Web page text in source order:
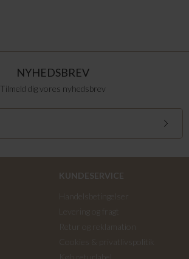
NYHEDSBREV
Tilmeld dig vores nyhedsbrev
KUNDESERVICE